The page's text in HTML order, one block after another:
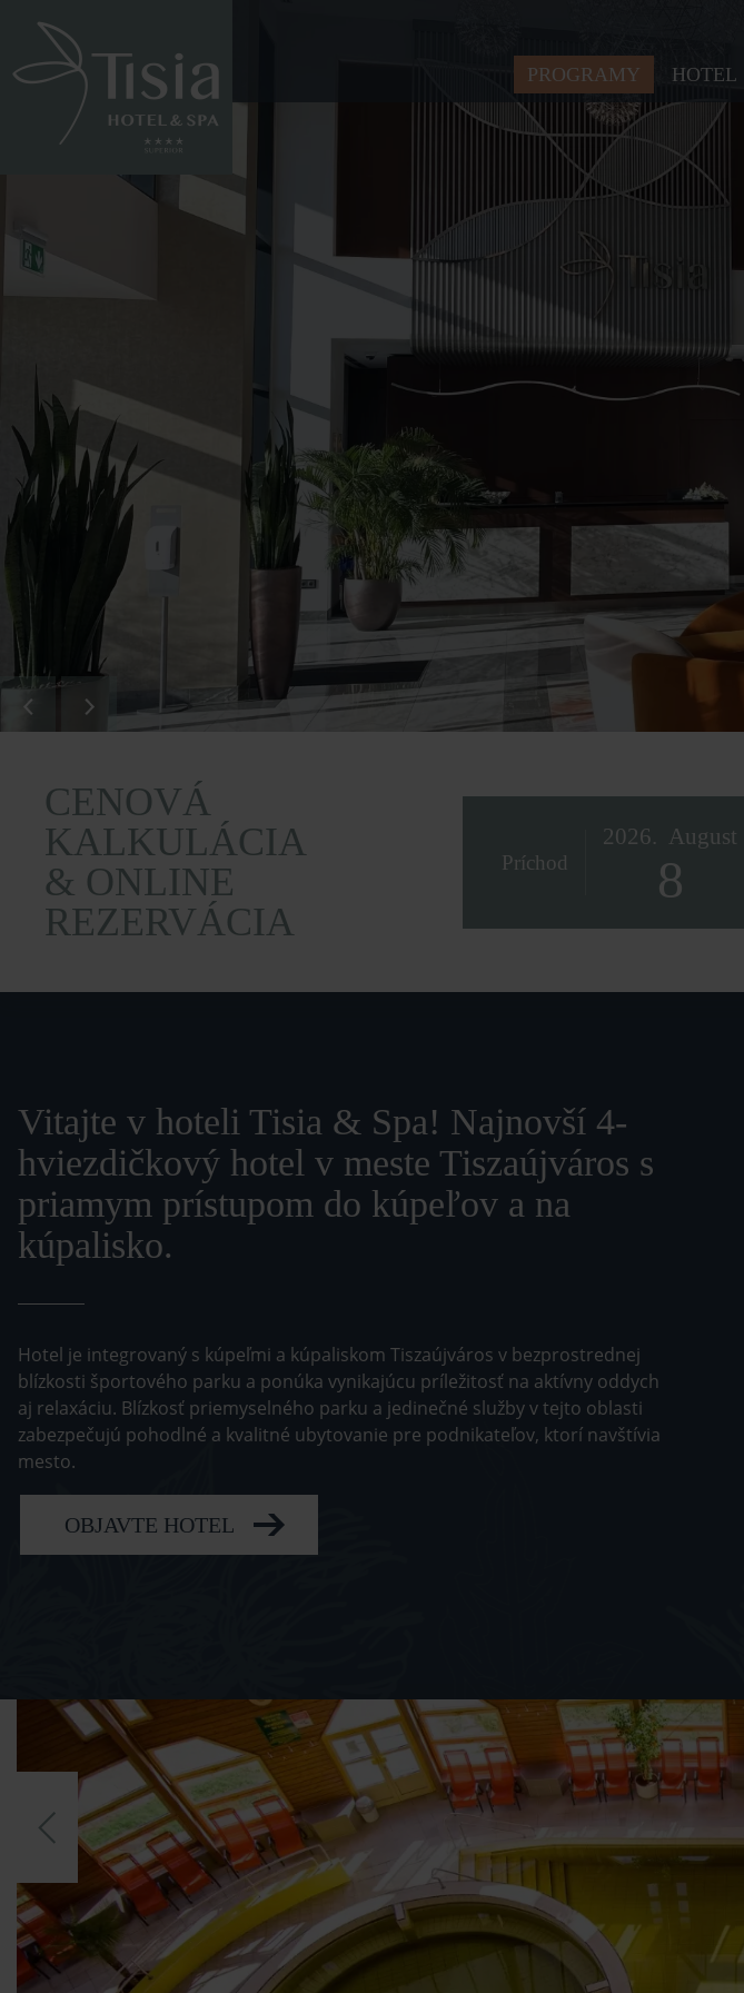
PROGRAMY HOTEL
CENOVÁ
KALKULÁCIA
& ONLINE
REZERVÁCIA
2026. August
8
Vitajte v hoteli Tisia & Spa! Najnovší 4-
hviezdičkový hotel v meste Tiszaújváros s
priamym prístupom do kúpeľov a na
kúpalisko.
Hotel je integrovaný s kúpeľmi a kúpaliskom Tiszaújváros v bezprostrednej
blízkosti športového parku a ponúka vynikajúcu príležitosť na aktívny oddych
aj relaxáciu. Blízkosť priemyselného parku a jedinečné služby v tejto oblasti
zabezpečujú pohodlné a kvalitné ubytovanie pre podnikateľov, ktorí navštívia
mesto.
OBJAVTE HOTEL